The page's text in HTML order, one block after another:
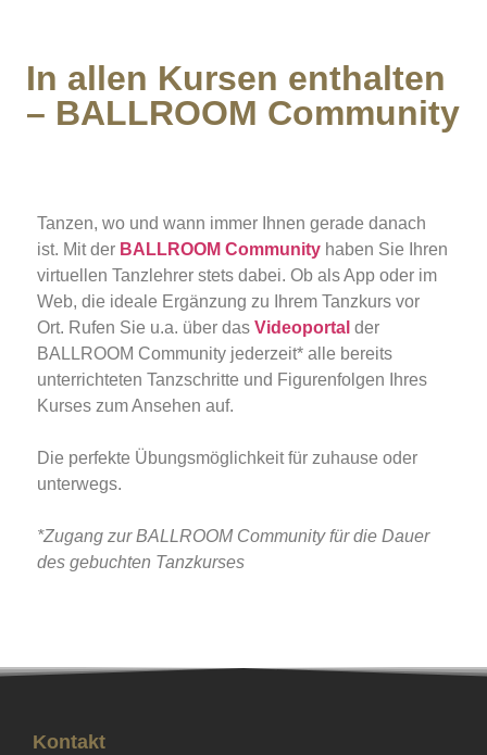
In allen Kursen enthalten
– BALLROOM Community
Tanzen, wo und wann immer Ihnen gerade danach
ist. Mit der BALLROOM Community haben Sie Ihren
virtuellen Tanzlehrer stets dabei. Ob als App oder im
Web, die ideale Ergänzung zu Ihrem Tanzkurs vor
Ort. Rufen Sie u.a. über das Videoportal der
BALLROOM Community jederzeit* alle bereits
unterrichteten Tanzschritte und Figurenfolgen Ihres
Kurses zum Ansehen auf.
Die perfekte Übungsmöglichkeit für zuhause oder
unterwegs.
*Zugang zur BALLROOM Community für die Dauer
des gebuchten Tanzkurses
Kontakt